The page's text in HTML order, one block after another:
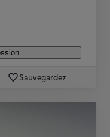
Sauvegardez